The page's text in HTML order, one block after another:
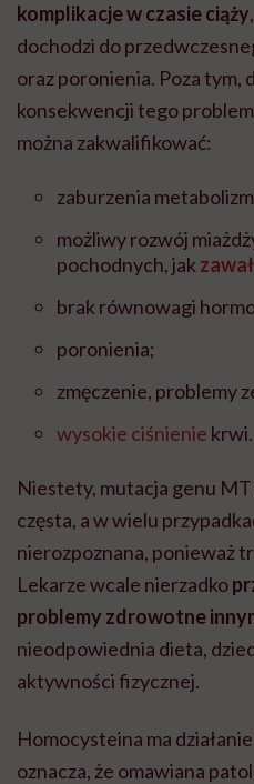
komplikacje w czasie ciąży
dochodzi do
oraz poronienia. Poza tym,
konsekwencji tego
można zakwalifikować:
zaburzenia
możliwy rozwój
pochodnych, jak
brak równowagi
poronienia;
zmęczenie, problemy
wysokie ciśnienie krwi.
Niestety, mutacja genu
częsta, a w wielu
nierozpoznana, ponieważ
Lekarze wcale nierzadko
problemy zdrowotne
nieodpowiednia dieta,
aktywności fizycznej.
Homocysteina ma
oznacza, że omawiana